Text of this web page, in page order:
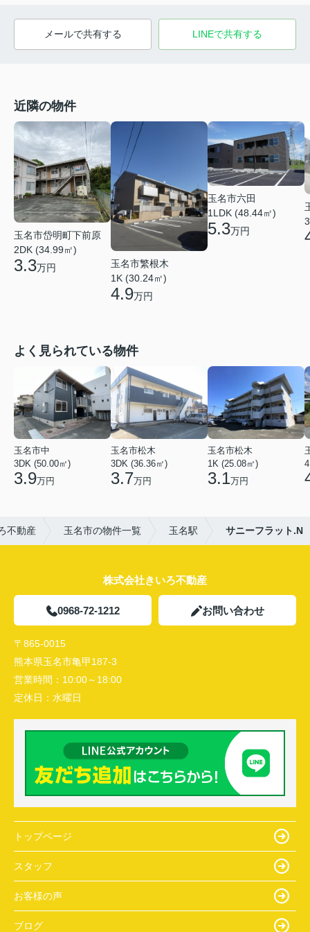
メールで共有する LINEで共有する
近隣の物件
玉名市岱明町下前原
2DK (34.99㎡)
3.3万円
玉名市繁根木
1K (30.24㎡)
4.9万円
玉名市六田
1LDK (48.44㎡)
5.3万円
よく見られている物件
玉名市中
3DK (50.00㎡)
3.9万円
玉名市松木
3DK (36.36㎡)
3.7万円
玉名市松木
1K (25.08㎡)
3.1万円
不動産 玉名市の物件一覧 玉名駅 サニーフラット.N
株式会社きいろ不動産
0968-72-1212 お問い合わせ
〒865-0015
熊本県玉名市亀甲187-3
営業時間： 10:00～18:00
定休日： 水曜日
トップページ
スタッフ
お客様の声
ブログ